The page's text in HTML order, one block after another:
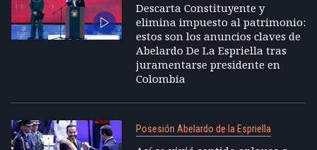
Descarta Constituyente y
elimina impuesto al patrimonio:
estos son los anuncios claves de
Abelardo De La Espriella tras
juramentarse presidente en
Colombia
Posesión Abelardo de la Espriella